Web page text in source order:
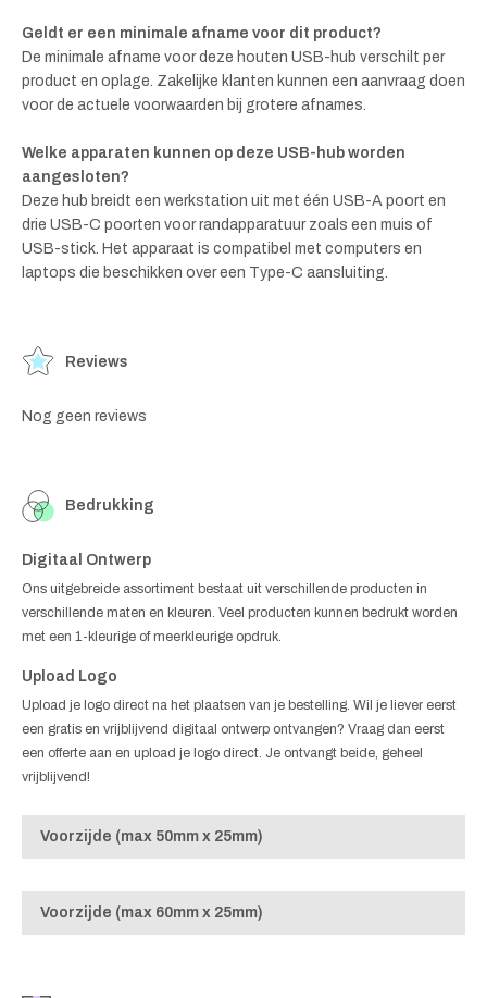
Geldt er een minimale afname voor dit product?
De minimale afname voor deze houten USB-hub verschilt per
product en oplage. Zakelijke klanten kunnen een aanvraag doen
voor de actuele voorwaarden bij grotere afnames.
Welke apparaten kunnen op deze USB-hub worden
aangesloten?
Deze hub breidt een werkstation uit met één USB-A poort en
drie USB-C poorten voor randapparatuur zoals een muis of
USB-stick. Het apparaat is compatibel met computers en
laptops die beschikken over een Type-C aansluiting.
Reviews
Nog geen reviews
Bedrukking
Digitaal Ontwerp
Ons uitgebreide assortiment bestaat uit verschillende producten in
verschillende maten en kleuren. Veel producten kunnen bedrukt worden
met een 1-kleurige of meerkleurige opdruk.
Upload Logo
Upload je logo direct na het plaatsen van je bestelling. Wil je liever eerst
een gratis en vrijblijvend digitaal ontwerp ontvangen? Vraag dan eerst
een offerte aan en upload je logo direct. Je ontvangt beide, geheel
vrijblijvend!
Voorzijde (max 50mm x 25mm)
Voorzijde (max 60mm x 25mm)